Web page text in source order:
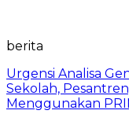
berita
Urgensi Analisa
Sekolah,
Menggunakan